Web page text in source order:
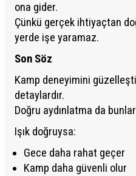
ona gider.
Çünkü gerçek ihtiyaçtan
yerde işe yaramaz.
Son Söz
Kamp deneyimini
detaylardır.
Doğru aydınlatma da
Işık doğruysa:
Gece daha rahat geçer
Kamp daha güvenli olur